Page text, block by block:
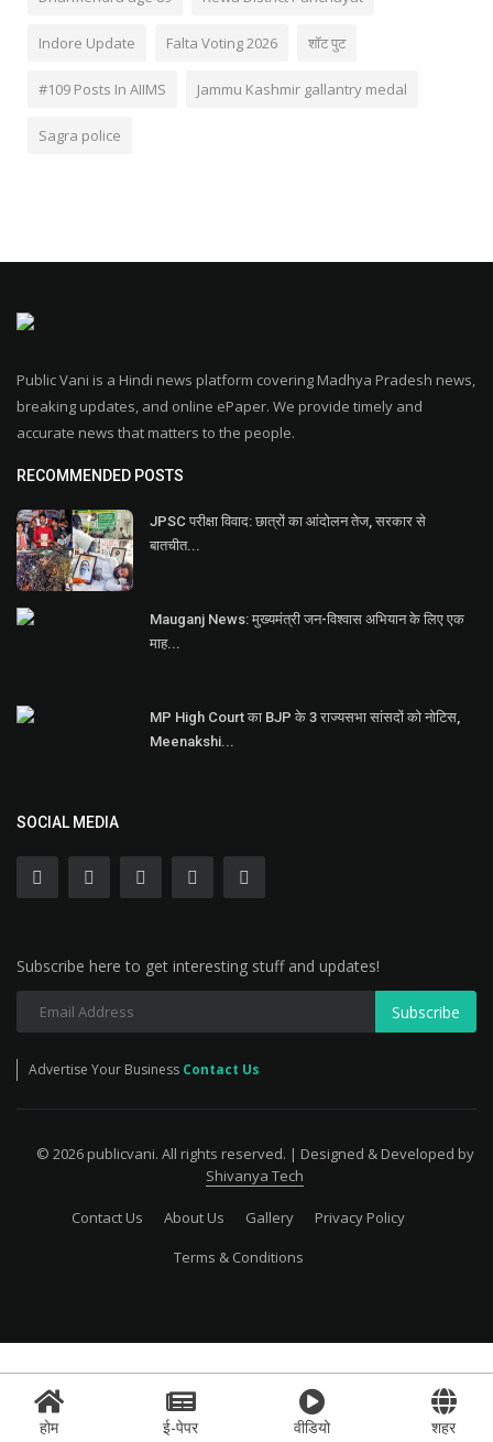
Indore Update Falta Voting 2026 शॉट पुट
#109 Posts In AIIMS Jammu Kashmir gallantry medal
Sagra police
होम ई-पेपर वीडियो शहर
Public Vani is a Hindi news platform covering Madhya Pradesh news,
breaking updates, and online ePaper. We provide timely and
accurate news that matters to the people.
RECOMMENDED POSTS
JPSC परीक्षा विवाद: छात्रों का आंदोलन तेज, सरकार से
बातचीत...
Mauganj News: मुख्यमंत्री जन-विश्वास अभियान के लिए एक
माह...
MP High Court का BJP के 3 राज्यसभा सांसदों को नोटिस,
Meenakshi...
SOCIAL MEDIA
Subscribe here to get interesting stuff and updates!
Subscribe
Advertise Your Business Contact Us
© 2026 publicvani. All rights reserved. | Designed & Developed by
Shivanya Tech
Contact Us About Us Gallery
Privacy Policy
Terms & Conditions